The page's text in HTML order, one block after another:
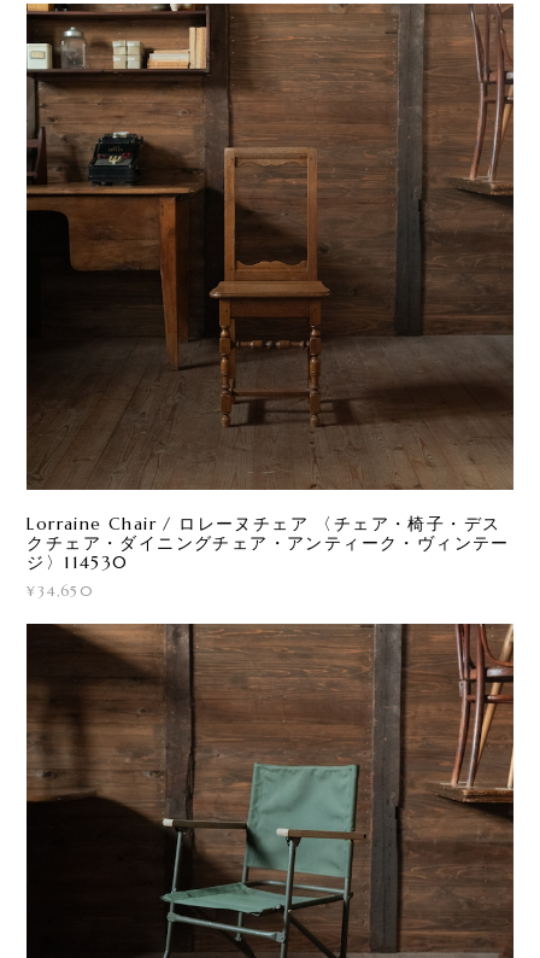
Lorraine Chair / ロレーヌチェア 〈チェア・椅子・デス
クチェア・ダイニングチェア・アンティーク・ヴィンテー
ジ〉114530
¥34,650